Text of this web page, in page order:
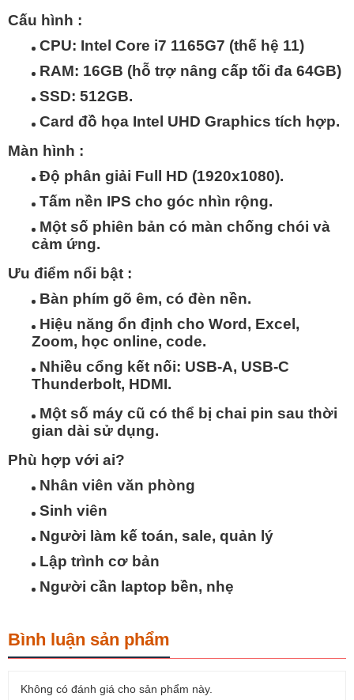
Cấu hình :
CPU: Intel Core i7 1165G7 (thế hệ 11)
RAM: 16GB (hỗ trợ nâng cấp tối đa 64GB)
SSD: 512GB.
Card đồ họa Intel UHD Graphics tích hợp.
Màn hình :
Độ phân giải Full HD (1920x1080).
Tấm nền IPS cho góc nhìn rộng.
Một số phiên bản có màn chống chói và
cảm ứng.
Ưu điểm nổi bật :
Bàn phím gõ êm, có đèn nền.
Hiệu năng ổn định cho Word, Excel,
Zoom, học online, code.
Nhiều cổng kết nối: USB-A, USB-C
Thunderbolt, HDMI.
Một số máy cũ có thể bị chai pin sau thời
gian dài sử dụng.
Phù hợp với ai?
Nhân viên văn phòng
Sinh viên
Người làm kế toán, sale, quản lý
Lập trình cơ bản
Người cần laptop bền, nhẹ
Bình luận sản phẩm
Không có đánh giá cho sản phẩm này.